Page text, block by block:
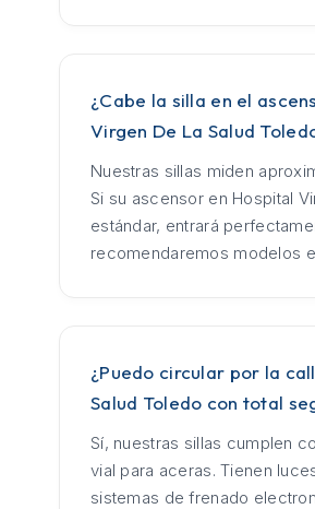
¿Cabe la silla en el
Virgen De La Salud
Nuestras sillas miden
Si su ascensor en Hospital
estándar, entrará
recomendaremos modelos
¿Puedo circular por la
Salud Toledo con total
Sí, nuestras sillas cumplen
vial para aceras. Tienen
sistemas de frenado